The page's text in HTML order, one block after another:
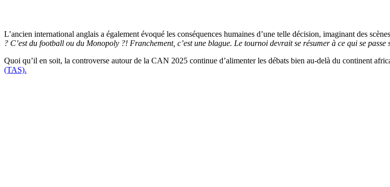
L’ancien international anglais a également évoqué les conséquences humaines d’une telle décision, imaginant des
? C’est du football ou du Monopoly ?! Franchement, c’est une blague. Le tournoi devrait se résumer à ce qui se
Quoi qu’il en soit, la controverse autour de la CAN 2025 continue d’alimenter les débats bien au-delà du continent
(TAS).